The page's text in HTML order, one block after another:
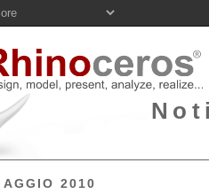
2010